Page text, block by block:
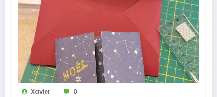
Xavier 0